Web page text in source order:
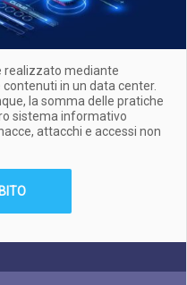
realizzato mediante
in un data center.
la somma delle pratiche
sistema informativo
attacchi e accessi non